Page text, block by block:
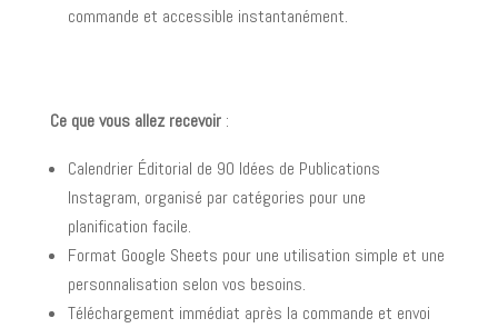
commande et accessible instantanément.
Ce que vous allez recevoir :
Calendrier Éditorial de 90 Idées de Publications
Instagram, organisé par catégories pour une
planification facile.
Format Google Sheets pour une utilisation simple et une
personnalisation selon vos besoins.
Téléchargement immédiat après la commande et envoi